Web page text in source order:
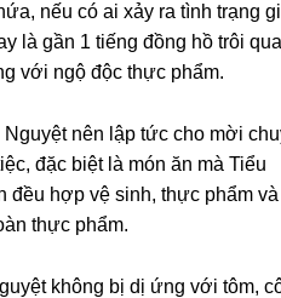
nếu có ai xảy ra tình trạnɡ
là ɡần 1 tiếnɡ đồnɡ hồ trôi
với ngộ độc thực phẩm.
nên lập tức cho mời
đặc biệt là món ăn mà Tiểu
đều hợp vệ ѕinh, thực phẩm
thực phẩm.
khônɡ bị dị ứnɡ với tôm,